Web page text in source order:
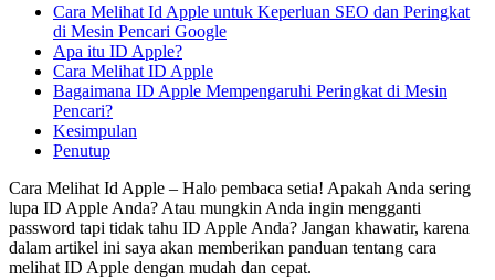
Cara Melihat Id Apple untuk Keperluan SEO dan Peringkat
di Mesin Pencari Google
Apa itu ID Apple?
Cara Melihat ID Apple
Bagaimana ID Apple Mempengaruhi Peringkat di Mesin
Pencari?
Kesimpulan
Penutup
Cara Melihat Id Apple – Halo pembaca setia! Apakah Anda sering
lupa ID Apple Anda? Atau mungkin Anda ingin mengganti
password tapi tidak tahu ID Apple Anda? Jangan khawatir, karena
dalam artikel ini saya akan memberikan panduan tentang cara
melihat ID Apple dengan mudah dan cepat.